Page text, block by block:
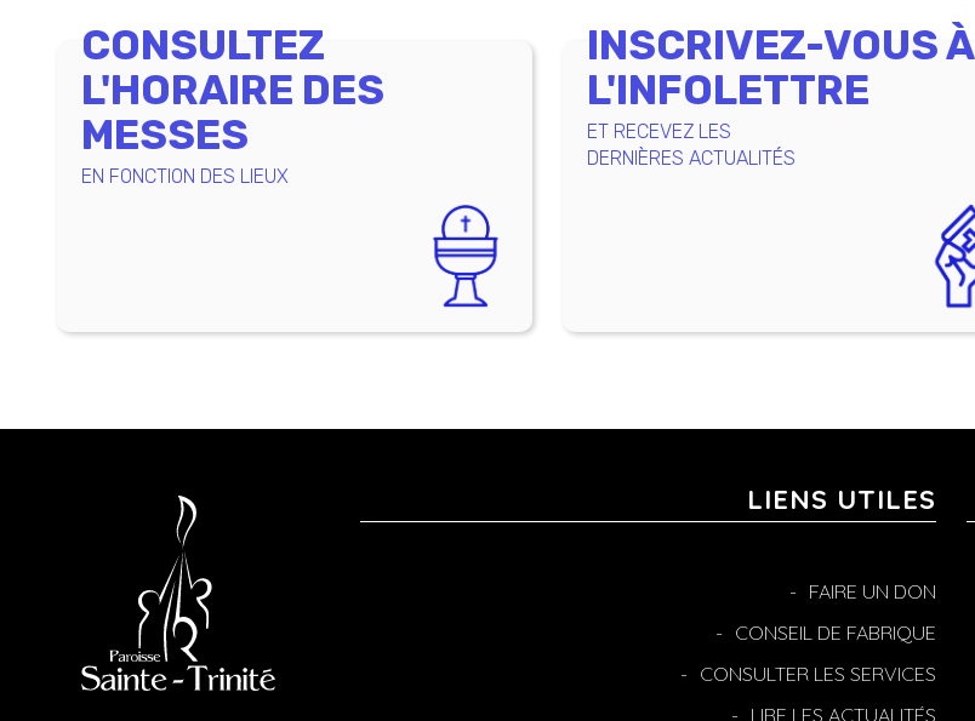
CONSULTEZ
L'HORAIRE DES
MESSES
EN FONCTION DES LIEUX
INSCRIVEZ-VOUS À
L'INFOLETTRE
ET RECEVEZ LES
DERNIÈRES ACTUALITÉS
LIENS UTILES
FAIRE UN DON
CONSEIL DE FABRIQUE
CONSULTER LES SERVICES
LIRE LES ACTUALITÉS